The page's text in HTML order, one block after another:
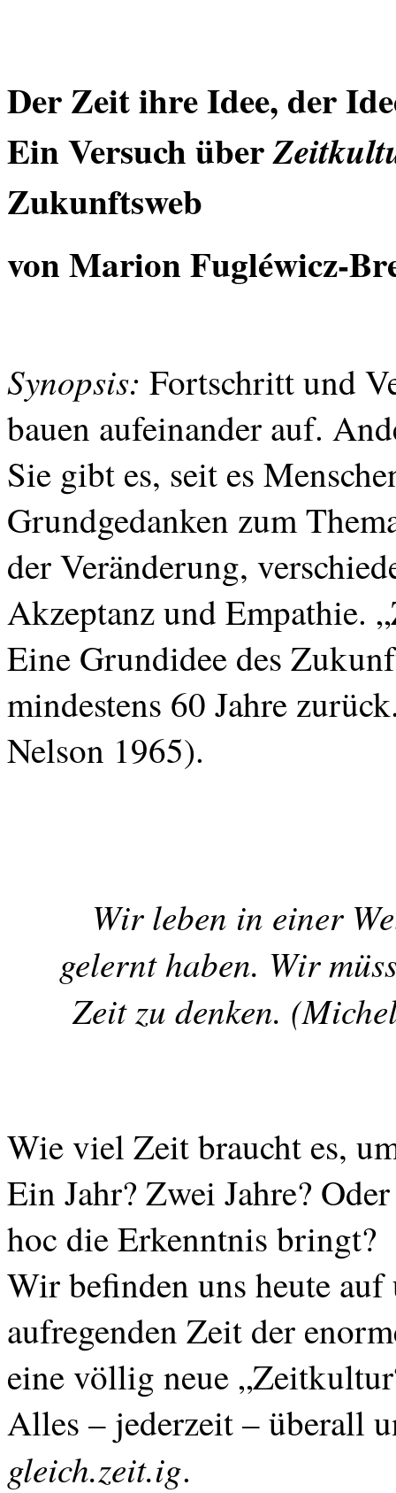
Der Zeit ihre Idee, der
Ein Versuch über
Zukunftsweb
von MarionFugléwicz-
Synopsis: Fortschritt und
bauen aufeinander auf.
Sie gibt es, seit es
Grundgedanken zum
der Veränderung,
Akzeptanz und Empathie.
Eine Grundidee des
mindestens 60 Jahre
Nelson 1965).
Wir leben in einer
gelernt haben. Wir
Zeit zu denken.
Wie viel Zeit braucht es,
Ein Jahr? Zwei Jahre?
hoc die Erkenntnis bringt?
Wir befinden uns heute
aufregenden Zeit der
eine völlig neue
Alles – jederzeit – überall
gleich.zeit.ig.